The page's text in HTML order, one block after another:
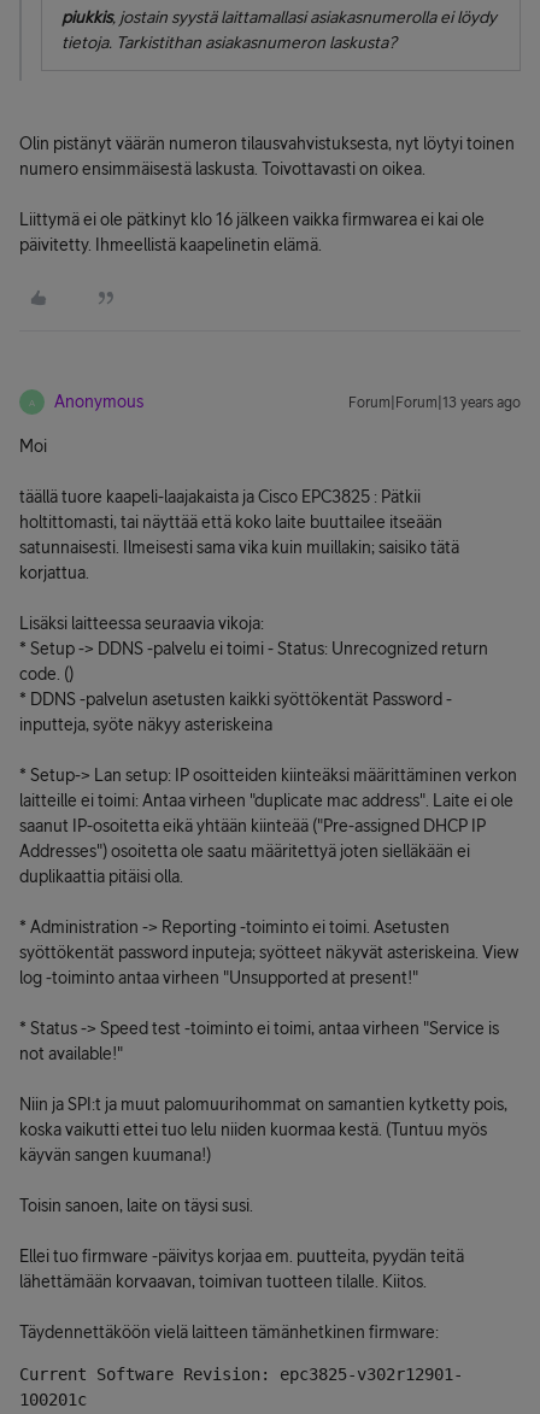
piukkis, jostain syystä laittamallasi asiakasnumerolla ei löydy
tietoja. Tarkistithan asiakasnumeron laskusta?
Olin pistänyt väärän numeron tilausvahvistuksesta, nyt löytyi toinen
numero ensimmäisestä laskusta. Toivottavasti on oikea.
Liittymä ei ole pätkinyt klo 16 jälkeen vaikka firmwarea ei kai ole
päivitetty. Ihmeellistä kaapelinetin elämä.
A Anonymous Forum|Forum|13 years ago
Moi
täällä tuore kaapeli-laajakaista ja Cisco EPC3825 : Pätkii
holtittomasti, tai näyttää että koko laite buuttailee itseään
satunnaisesti. Ilmeisesti sama vika kuin muillakin; saisiko tätä
korjattua.
Lisäksi laitteessa seuraavia vikoja:
* Setup -> DDNS -palvelu ei toimi - Status: Unrecognized return
code. ()
* DDNS -palvelun asetusten kaikki syöttökentät Password -
inputteja, syöte näkyy asteriskeina
* Setup-> Lan setup: IP osoitteiden kiinteäksi määrittäminen verkon
laitteille ei toimi: Antaa virheen "duplicate mac address". Laite ei ole
saanut IP-osoitetta eikä yhtään kiinteää ("Pre-assigned DHCP IP
Addresses") osoitetta ole saatu määritettyä joten sielläkään ei
duplikaattia pitäisi olla.
* Administration -> Reporting -toiminto ei toimi. Asetusten
syöttökentät password inputeja; syötteet näkyvät asteriskeina. View
log -toiminto antaa virheen "Unsupported at present!"
* Status -> Speed test -toiminto ei toimi, antaa virheen "Service is
not available!"
Niin ja SPI:t ja muut palomuurihommat on samantien kytketty pois,
koska vaikutti ettei tuo lelu niiden kuormaa kestä. (Tuntuu myös
käyvän sangen kuumana!)
Toisin sanoen, laite on täysi susi.
Ellei tuo firmware -päivitys korjaa em. puutteita, pyydän teitä
lähettämään korvaavan, toimivan tuotteen tilalle. Kiitos.
Täydennettäköön vielä laitteen tämänhetkinen firmware:
Current Software Revision: epc3825-v302r12901-
100201c